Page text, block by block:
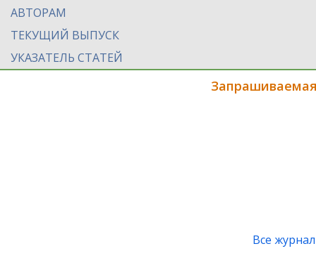
АВТОРАМ
ТЕКУЩИЙ ВЫПУСК
УКАЗАТЕЛЬ СТАТЕЙ
Все